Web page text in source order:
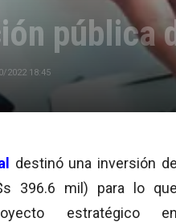
pública
2022 18:45
destinó una inversión de
396.6 mil) para lo que
estratégico en